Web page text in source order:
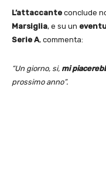
L’attaccante conclude
Marsiglia, e su un
Serie A, commenta:
“Un giorno, si, mi
prossimo anno”.